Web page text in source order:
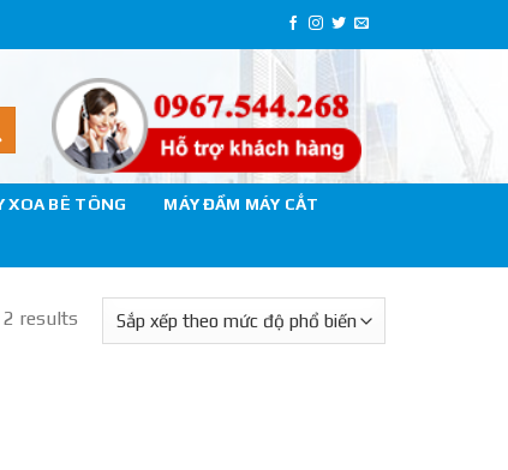
XOA BÊ TÔNG MÁY ĐẦM MÁY CẮT
results